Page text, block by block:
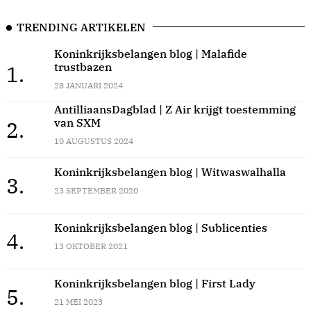
TRENDING ARTIKELEN
1.
Koninkrijksbelangen blog | Malafide
trustbazen
28 JANUARI 2024
2.
AntilliaansDagblad | Z Air krijgt toestemming
van SXM
10 AUGUSTUS 2024
3.
Koninkrijksbelangen blog | Witwaswalhalla
23 SEPTEMBER 2020
4.
Koninkrijksbelangen blog | Sublicenties
13 OKTOBER 2021
5.
Koninkrijksbelangen blog | First Lady
21 MEI 2023